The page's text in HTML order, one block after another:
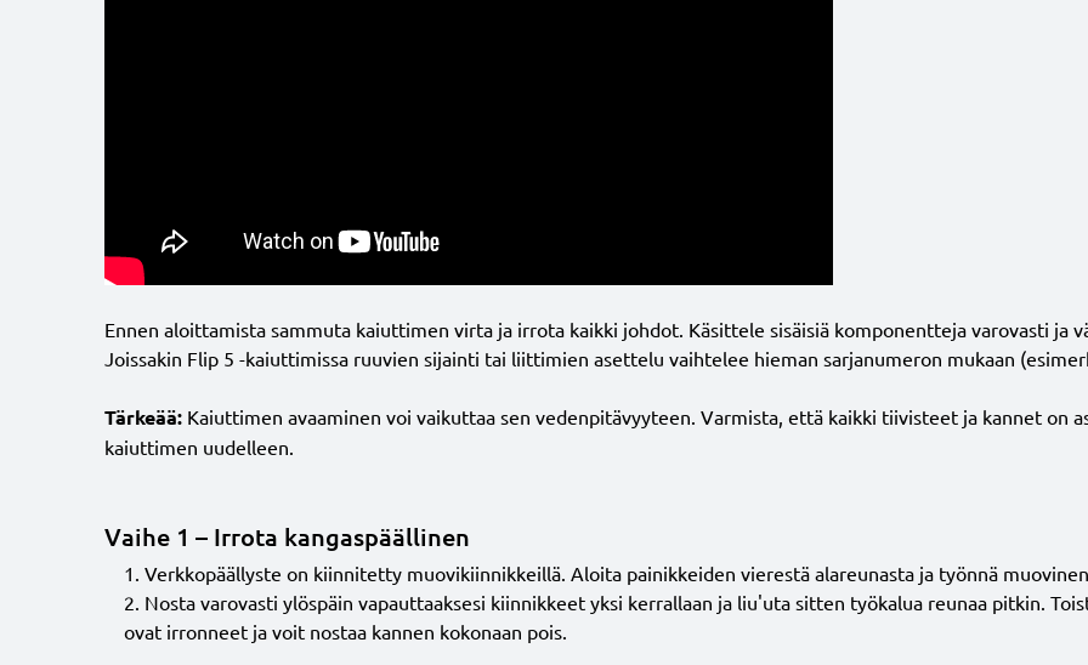
Ennen aloittamista sammuta kaiuttimen virta ja irrota kaikki johdot. Käsittele sisäisiä komponentteja varovasti ja
Joissakin Flip 5 -kaiuttimissa ruuvien sijainti tai liittimien asettelu vaihtelee hieman sarjanumeron mukaan
Tärkeää: Kaiuttimen avaaminen voi vaikuttaa sen vedenpitävyyteen. Varmista, että kaikki tiivisteet ja kannet on
kaiuttimen uudelleen.
Vaihe 1 – Irrota kangaspäällinen
Verkkopäällyste on kiinnitetty muovikiinnikkeillä. Aloita painikkeiden vierestä alareunasta ja työnnä
Nosta varovasti ylöspäin vapauttaaksesi kiinnikkeet yksi kerrallaan ja liu'uta sitten työkalua reunaa pitkin.
ovat irronneet ja voit nostaa kannen kokonaan pois.